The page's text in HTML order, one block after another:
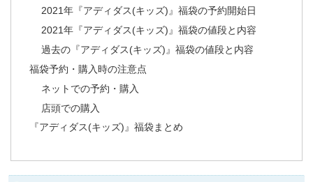
2021年『アディダス(キッズ)』福袋の予約開始日
2021年『アディダス(キッズ)』福袋の値段と内容
過去の『アディダス(キッズ)』福袋の値段と内容
福袋予約・購入時の注意点
ネットでの予約・購入
店頭での購入
『アディダス(キッズ)』福袋まとめ